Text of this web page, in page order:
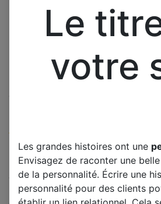
Offre :100,00€
TTC
Le
votre
Les grandes histoires ont une
Envisagez de raconter une
de la personnalité. Écrire une
personnalité pour des clients